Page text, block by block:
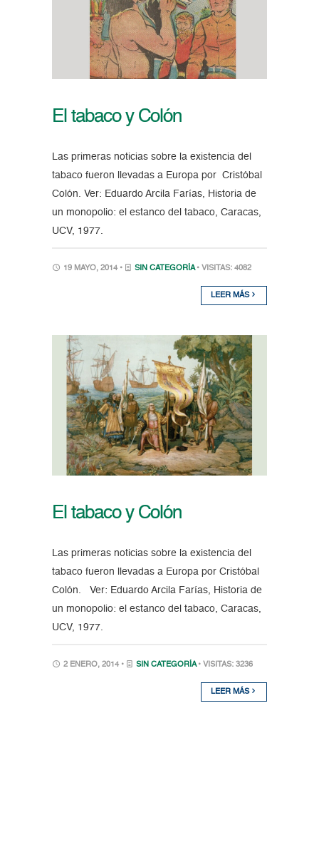
El tabaco y Colón
Las primeras noticias sobre la existencia del
tabaco fueron llevadas a Europa por Cristóbal
Colón. Ver: Eduardo Arcila Farías, Historia de
un monopolio: el estanco del tabaco, Caracas,
UCV, 1977.
19 MAYO, 2014 • SIN CATEGORÍA • VISITAS: 4082
LEER MÁS
El tabaco y Colón
Las primeras noticias sobre la existencia del
tabaco fueron llevadas a Europa por Cristóbal
Colón. Ver: Eduardo Arcila Farías, Historia de
un monopolio: el estanco del tabaco, Caracas,
UCV, 1977.
2 ENERO, 2014 • SIN CATEGORÍA • VISITAS: 3236
LEER MÁS